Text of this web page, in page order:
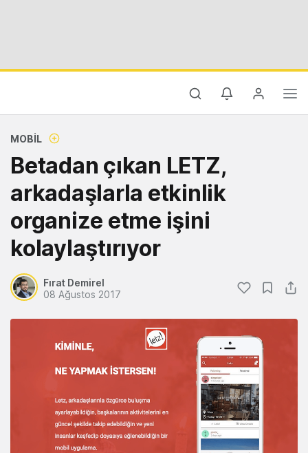
MOBIL
Betadan çıkan LETZ,
arkadaşlarla etkinlik
organize etme işini
kolaylaştırıyor
Fırat Demirel
08 Ağustos 2017